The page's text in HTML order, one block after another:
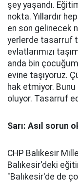
şey yaşandı.
nokta. Yıllardır
en son gelinecek
yerlerde tasarruf
evlatlarımızı
anda bin
evine taşıyoruz.
hak etmiyor.
oluyor. Tasarruf
Sarı: Asıl sorun
CHP Balıkesir
Balıkesir'deki
"Balıkesir'de de